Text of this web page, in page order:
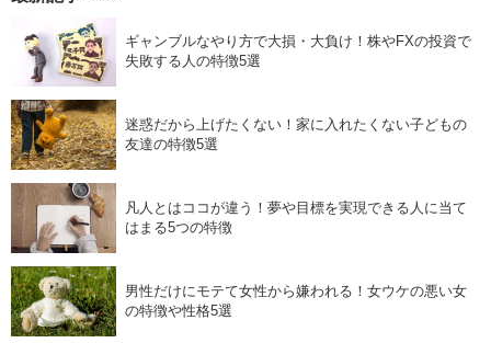
ギャンブルなやり方で大損・大負け！株やFXの投資で
失敗する人の特徴5選
迷惑だから上げたくない！家に入れたくない子どもの
友達の特徴5選
凡人とはココが違う！夢や目標を実現できる人に当て
はまる5つの特徴
男性だけにモテて女性から嫌われる！女ウケの悪い女
の特徴や性格5選